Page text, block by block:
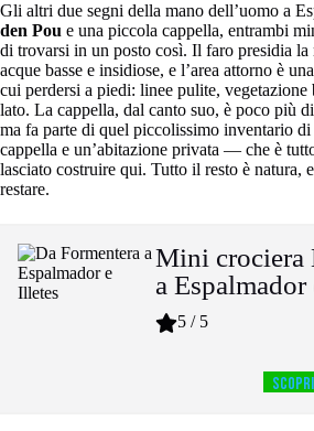
Gli altri due segni della mano dell’uomo a
den Pou e una piccola cappella, entrambi
di trovarsi in un posto così. Il faro presidia la
acque basse e insidiose, e l’area attorno è
cui perdersi a piedi: linee pulite, vegetazione
lato. La cappella, dal canto suo, è poco più
ma fa parte di quel piccolissimo inventario
cappella e un’abitazione privata — che è
lasciato costruire qui. Tutto il resto è natura,
restare.
Mini crociera
a
5 / 5